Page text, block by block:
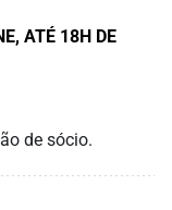
ATÉ 18H DE
de sócio.